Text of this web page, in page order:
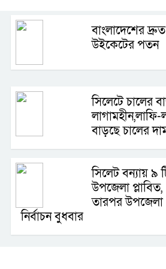
বাংলাদেশের
উইকেটের পতন
সিলেটে চালের
লাগামহীন,লাফি-
বাড়ছে চালের
সিলেট বন্যায় ৯
উপজেলা প্লাবিত,
তারপর উপজেলা
নির্বাচন বুধবার